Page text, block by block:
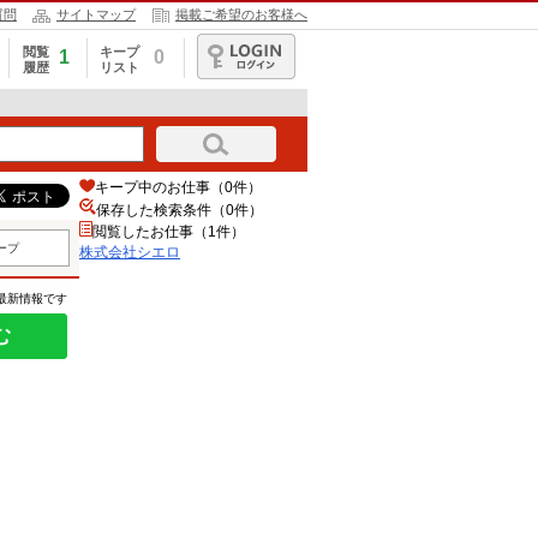
問 サイトマップ 掲載ご希望のお客様へ
閲覧
履歴
1
キープ
リスト
0
ログイン
プ
新情報です
キープ中のお仕事（0件）
保存した検索条件（0件）
閲覧したお仕事（1件）
株式会社シエロ